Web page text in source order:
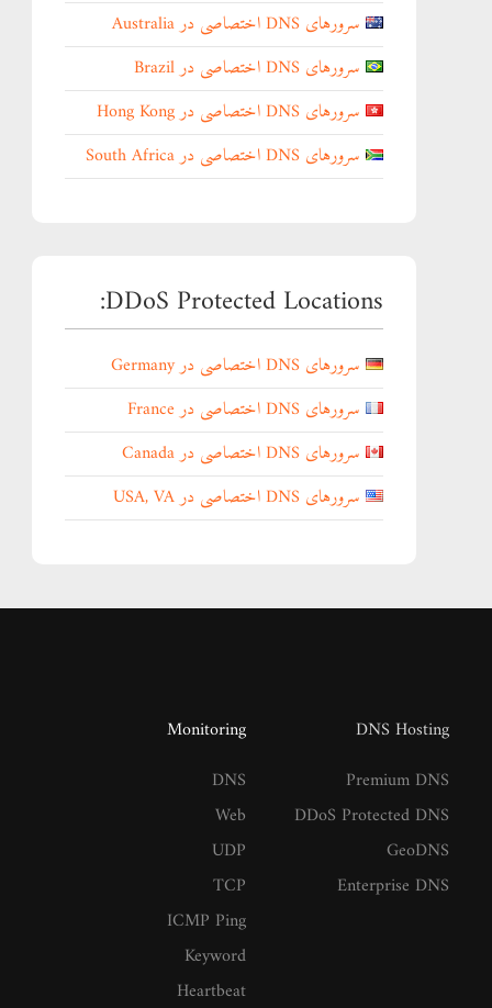
سرورهای DNS اختصاصی در Australia
سرورهای DNS اختصاصی در Brazil
سرورهای DNS اختصاصی در Hong Kong
سرورهای DNS اختصاصی در South Africa
DDoS Protected Locations:
سرورهای DNS اختصاصی در Germany
سرورهای DNS اختصاصی در France
سرورهای DNS اختصاصی در Canada
سرورهای DNS اختصاصی در USA, VA
DNS Hosting
Premium DNS
DDoS Protected DNS
GeoDNS
Enterprise DNS
Monitoring
DNS
Web
UDP
TCP
ICMP Ping
Keyword
Heartbeat